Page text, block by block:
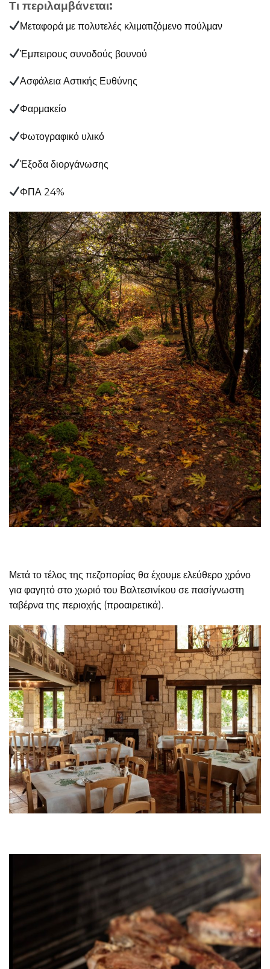
Τι περιλαμβάνεται:
Μεταφορά με πολυτελές κλιματιζόμενο πούλμαν
Έμπειρους συνοδούς βουνού
Ασφάλεια Αστικής Ευθύνης
Φαρμακείο
Φωτογραφικό υλικό
Έξοδα διοργάνωσης
ΦΠΑ 24%
Μετά το τέλος της πεζοπορίας θα έχουμε ελεύθερο χρόνο
για φαγητό στο χωριό του Βαλτεσινίκου σε πασίγνωστη
ταβέρνα της περιοχής (προαιρετικά).